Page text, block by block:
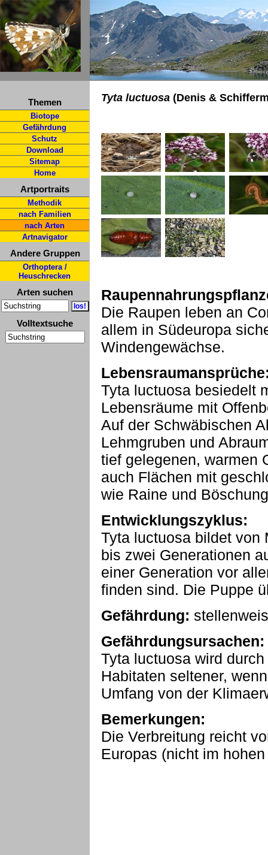
Themen
Biotope
Gefährdung
Schutz
Download
Sitemap
Home
Artportraits
Methodik
nach Familien
nach Arten
Artnavigator
Andere Gruppen
Orthoptera /
Heuschrecken
Arten suchen
Volltextsuche
Tyta luctuosa (Denis &
Die Raupen leben an
allem in Südeuropa
Windengewächse.
Tyta luctuosa besiedelt
Lebensräume mit
Auf der Schwäbischen
Lehmgruben und
tief gelegenen, warmen
auch Flächen mit
wie Raine und
Entwicklungszyklus:
Tyta luctuosa bildet von
bis zwei Generationen
einer Generation vor
finden sind. Die Puppe
Gefährdung:
Gefährdungsursachen:
Tyta luctuosa wird
Habitaten seltener,
Umfang von der
Bemerkungen:
Die Verbreitung reicht
Europas (nicht im